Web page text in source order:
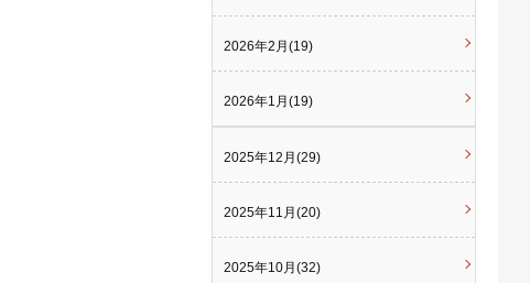
2026年2月(19)
2026年1月(19)
2025年12月(29)
2025年11月(20)
2025年10月(32)